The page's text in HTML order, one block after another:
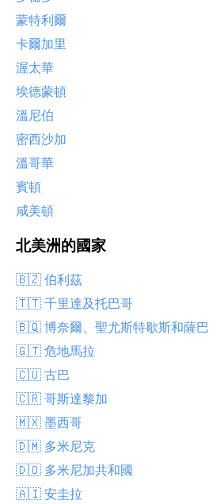
蒙特利爾
卡爾加里
渥太華
埃德蒙頓
溫尼伯
密西沙加
溫哥華
賓頓
咸美頓
北美洲的國家
🇧🇿 伯利茲
🇹🇹 千里達及托巴哥
🇧🇶 博奈爾、聖尤斯特歇斯和薩巴
🇬🇹 危地馬拉
🇨🇺 古巴
🇨🇷 哥斯達黎加
🇲🇽 墨西哥
🇩🇲 多米尼克
🇩🇴 多米尼加共和國
🇦🇮 安圭拉